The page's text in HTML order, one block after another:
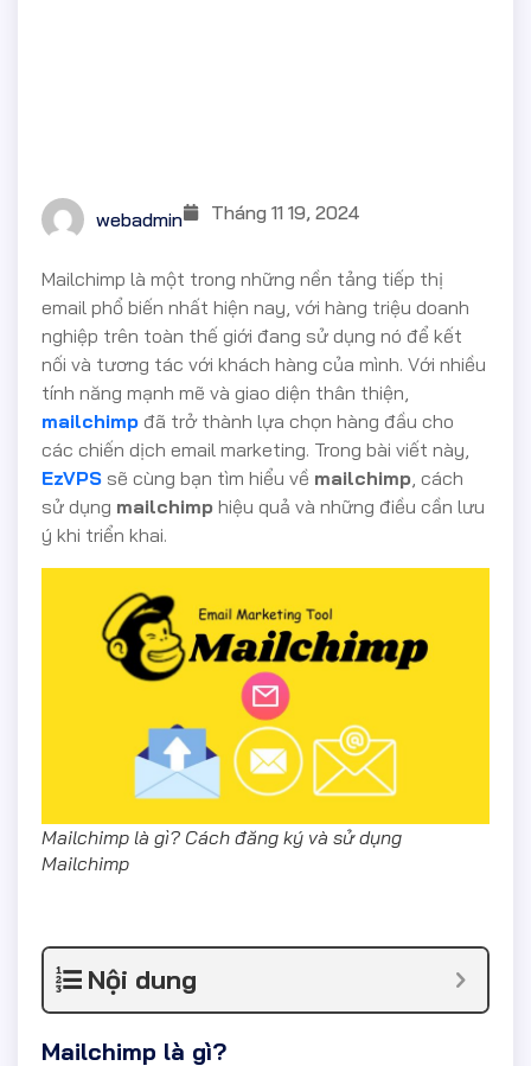
webadmin Tháng 11 19, 2024
Mailchimp là một trong những nền tảng tiếp thị
email phổ biến nhất hiện nay, với hàng triệu doanh
nghiệp trên toàn thế giới đang sử dụng nó để kết
nối và tương tác với khách hàng của mình. Với nhiều
tính năng mạnh mẽ và giao diện thân thiện,
mailchimp đã trở thành lựa chọn hàng đầu cho
các chiến dịch email marketing. Trong bài viết này,
EzVPS sẽ cùng bạn tìm hiểu về mailchimp, cách
sử dụng mailchimp hiệu quả và những điều cần lưu
ý khi triển khai.
Mailchimp là gì? Cách đăng ký và sử dụng
Mailchimp
Nội dung
Mailchimp là gì?